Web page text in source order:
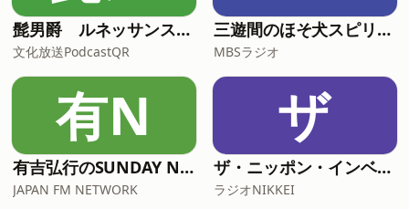
髭男爵 ルネッサンスラジオ
文化放送PodcastQR
三遊間のほそ犬スピリッツ
MBSラジオ
有N
有吉弘行のSUNDAY NIGHT DREAMER
JAPAN FM NETWORK
ザ
ザ・ニッポン・インベストメント
ラジオNIKKEI